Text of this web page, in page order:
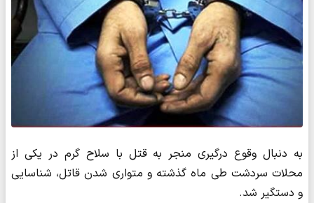
به دنبال وقوع درگیری منجر به قتل با سلاح گرم در یکی از
محلات سردشت طی ماه گذشته و متواری شدن قاتل، شناسایی
و دستگیر شد.